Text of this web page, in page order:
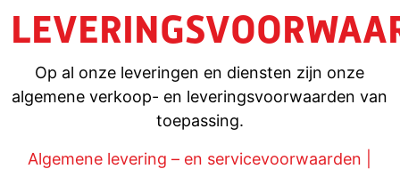
Op al onze leveringen en diensten zijn onze
algemene verkoop- en leveringsvoorwaarden van
toepassing.
Algemene levering – en servicevoorwaarden |